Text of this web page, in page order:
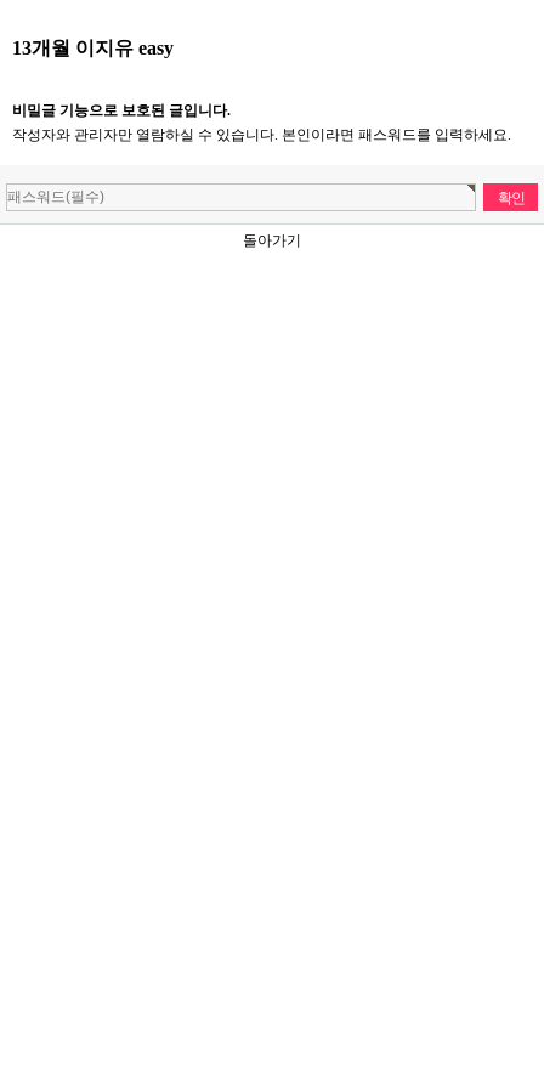
13개월 이지유 easy
비밀글 기능으로 보호된 글입니다.
작성자와 관리자만 열람하실 수 있습니다. 본인이라면 패스워드를 입력하세요.
돌아가기